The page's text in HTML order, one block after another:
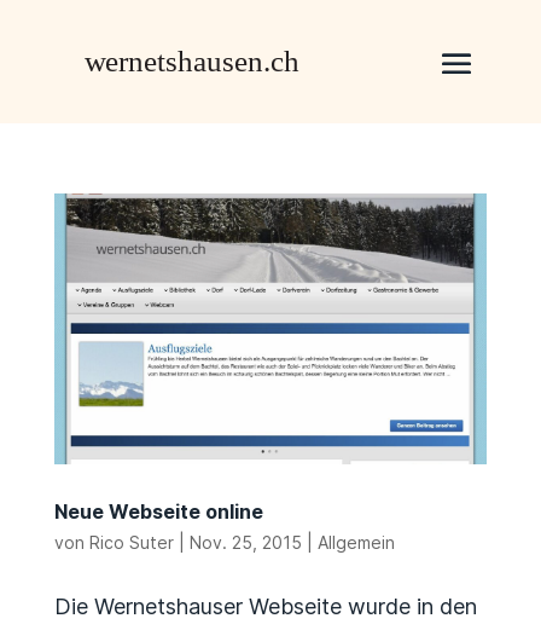
Neue Webseite online
von Rico Suter| Nov. 25, 2015 Allgemein
Die Wernetshauser Webseite wurde in den